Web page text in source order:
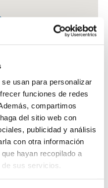
usan para personalizar
funciones de redes
compartimos
del sitio web con
publicidad y análisis
con otra información
hayan recopilado a
sus servicios.